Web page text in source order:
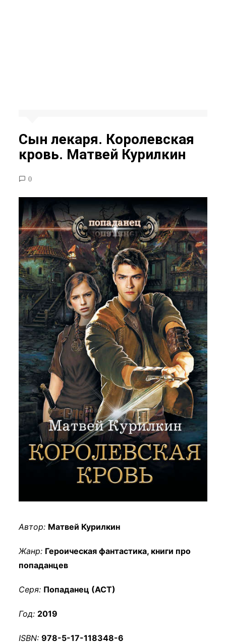
Сын лекаря. Королевская
кровь. Матвей Курилкин
0
Автор: Матвей Курилкин
Жанр: Героическая фантастика, книги про
попаданцев
Серя: Попаданец (АСТ)
Год: 2019
ISBN:978-5-17-118348-6